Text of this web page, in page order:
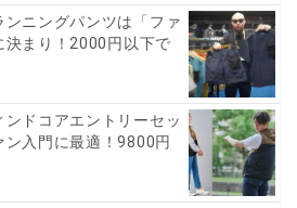
ンニングパンツは「ファ
決まり！2000円以下で
ンドコアエントリーセッ
ン入門に最適！9800円